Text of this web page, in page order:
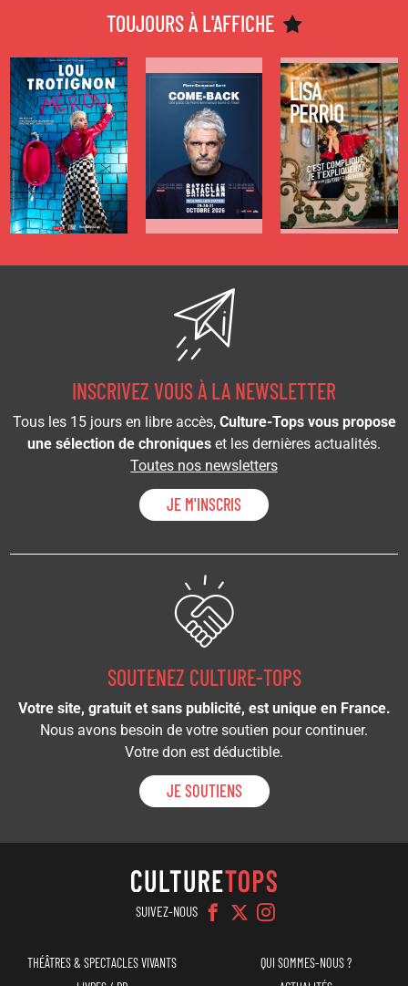
TOUJOURS À L'AFFICHE
Lou Trotignon
Pierre-
Emmanuel
Barré et Arsen
COMPLIQUÉ,
T’EXPLIQUERAI
de
Lisa Perrio et
Florian Nardone
INSCRIVEZ VOUS À LA NEWSLETTER
Tous les 15 jours en libre accès, Culture-Tops vous propose
une sélection de chroniques et les dernières actualités.
Toutes nos newsletters
JE M'INSCRIS
SOUTENEZ CULTURE-TOPS
Votre site, gratuit et sans publicité, est unique en France.
Nous avons besoin de votre soutien pour continuer.
Votre don est déductible.
JE SOUTIENS
SUIVEZ-NOUS
Navigation
THÉÂTRES & SPECTACLES VIVANTS
QUI SOMMES-NOUS ?